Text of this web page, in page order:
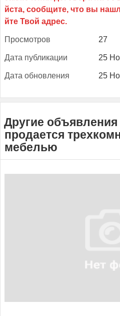
Прос­мотров 27
Да­та пуб­ли­кации 25
Да­та об­новле­ния 25
Другие
продается
мебелью